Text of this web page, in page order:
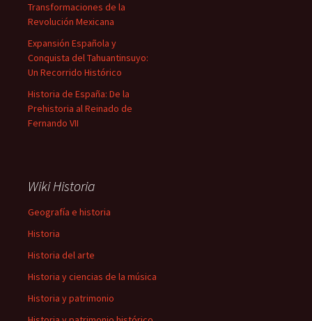
Transformaciones de la
Revolución Mexicana
Expansión Española y
Conquista del Tahuantinsuyo:
Un Recorrido Histórico
Historia de España: De la
Prehistoria al Reinado de
Fernando VII
Wiki Historia
Geografía e historia
Historia
Historia del arte
Historia y ciencias de la música
Historia y patrimonio